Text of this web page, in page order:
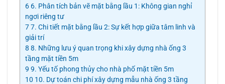
6 6. Phân tích bản vẽ mặt bằng lầu 1: Không gian nghỉ
ngơi riêng tư
77. Chi tiết mặt bằng lầu 2: Sự kết hợp giữa tâm linh và
giải trí
8 8. Những lưu ý quan trọng khi xây dựng nhà ống 3
tầng mặt tiền 5m
9 9. Yếu tố phong thủy cho nhà phố mặt tiền 5m
10 10. Dự toán chi phí xây dựng mẫu nhà ống 3 tầng